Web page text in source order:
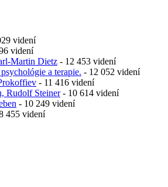
videní
videní
Martin Dietz - 12 453 videní
a terapie. - 12 052 videní
- 11 416 videní
Rudolf Steiner- 10 614 videní
- 10 249 videní
455 videní